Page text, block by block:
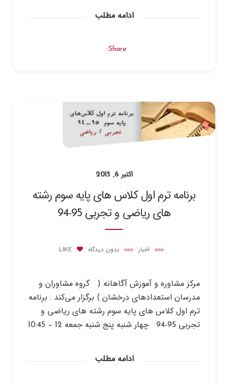
ادامه مطلب
Share:
اکتبر 6, 2015
برنامه ترم اول کلاس های پایه سوم رشته
های ریاضی و تجربی 95-94
اخبار بدون دیدگاه LIKE
مرکز مشاوره و آموزش آگاهانه ( گروه مشاوران و
مدرسان استعدادهای درخشان ) برگزار می‌کند : برنامه
ترم اول کلاس های پایه سوم رشته های ریاضی و
تجربی 95-94 چهار شنبه پنج شنبه جمعه 12 – 10:45
ادامه مطلب